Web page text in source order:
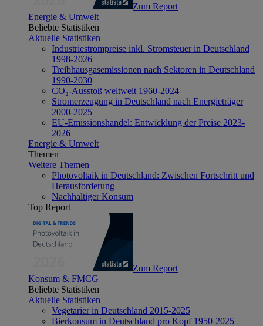
Zum Report
Energie & Umwelt
Beliebte Statistiken
Aktuelle Statistiken
Industriestrompreise inkl. Stromsteuer in Deutschland
1998-2026
Treibhausgasemissionen nach Sektoren in Deutschland
1990-2030
CO₂-Ausstoß weltweit 1960-2024
Stromerzeugung in Deutschland nach Energieträger
2000-2025
EU-Emissionshandel: Entwicklung der Preise 2023-
2026
Energie & Umwelt
Themen
Weitere Themen
Photovoltaik in Deutschland: Zwischen Fortschritt und
Herausforderung
Nachhaltiger Konsum
Top Report
Zum Report
Konsum & FMCG
Beliebte Statistiken
Aktuelle Statistiken
Vegetarier in Deutschland 2015-2025
Bierkonsum in Deutschland pro Kopf 1950-2025